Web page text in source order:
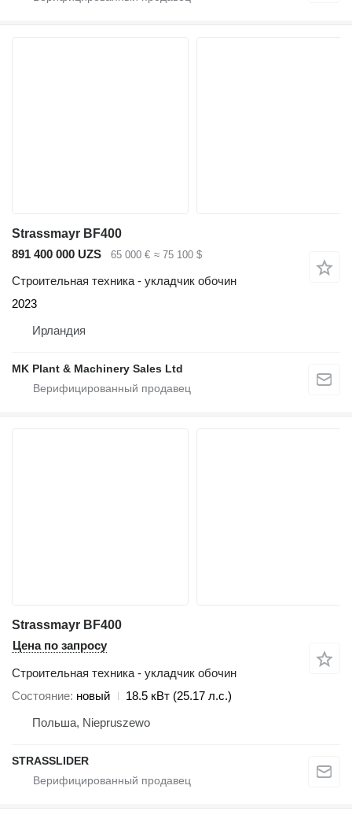
Strassmayr BF400
891 400 000 UZS
65 000 € ≈ 75 100 $
Строительная техника - укладчик обочин
2023
Ирландия
MK Plant & Machinery Sales Ltd
Strassmayr BF400
Цена по запросу
Строительная техника - укладчик обочин
Состояние новый
18.5 кВт (25.17 л.с.)
Польша, Niepruszewo
STRASSLIDER